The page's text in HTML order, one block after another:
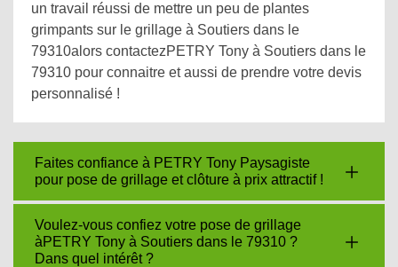
un travail réussi de mettre un peu de plantes
grimpants sur le grillage à Soutiers dans le
79310alors contactezPETRY Tony à Soutiers dans le
79310 pour connaitre et aussi de prendre votre devis
personnalisé !
Faites confiance à PETRY Tony Paysagiste
pour pose de grillage et clôture à prix attractif !
Voulez-vous confiez votre pose de grillage
àPETRY Tony à Soutiers dans le 79310 ?
Dans quel intérêt ?